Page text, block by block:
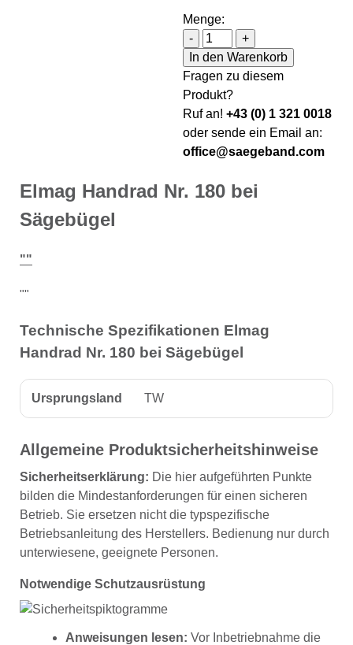
Menge:
-
Elmag Handrad Nr. 180
+
In den Warenkorb
Fragen zu diesem
Produkt?
Ruf an! +43 (0) 1 321 0018
oder sende ein Email an:
office@saegeband.com
Elmag Handrad Nr. 180 bei
Sägebügel
""
""
Technische Spezifikationen Elmag
Handrad Nr. 180 bei Sägebügel
Ursprungsland TW
Allgemeine Produktsicherheitshinweise
Sicherheitserklärung: Die hier aufgeführten Punkte
bilden die Mindestanforderungen für einen sicheren
Betrieb. Sie ersetzen nicht die typspezifische
Betriebsanleitung des Herstellers. Bedienung nur durch
unterwiesene, geeignete Personen.
Notwendige Schutzausrüstung
Anweisungen lesen: Vor Inbetriebnahme die